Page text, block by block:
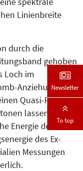
Linienbreite
durch die
gehoben
Loch im
Anziehung
Quasi-Par­tikel,
lassen sich
Ener­gie der
des Ex­
Mes­sungen
Newsletter
To top